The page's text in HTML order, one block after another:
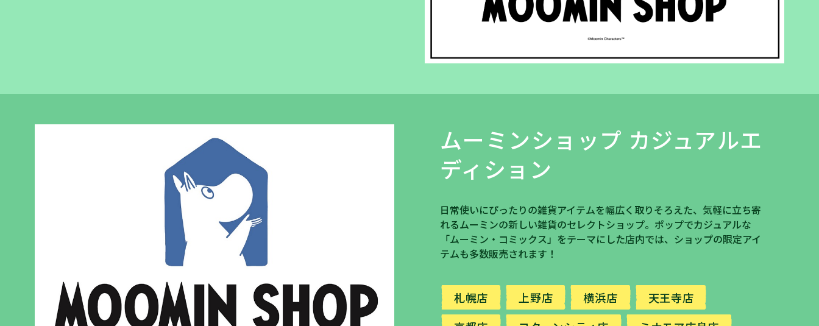
ムーミンショップ カジュアルエ
ディション
日常使いにぴったりの雑貨アイテムを幅広く取りそろえた、気軽に立ち寄
れるムーミンの新しい雑貨のセレクトショップ。ポップでカジュアルな
「ムーミン・コミックス」をテーマにした店内では、ショップの限定アイ
テムも多数販売されます！
札幌店 上野店 横浜店
天王寺店